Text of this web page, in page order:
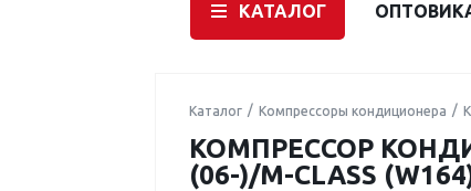
КАТАЛОГ
Каталог Компрессоры кондиционера
КОМПРЕССОР
(06-)/M-CLASS